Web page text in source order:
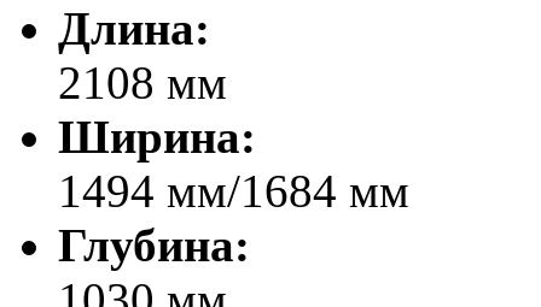
Длина:
2108 мм
Ширина:
1494 мм/1684 мм
Глубина: